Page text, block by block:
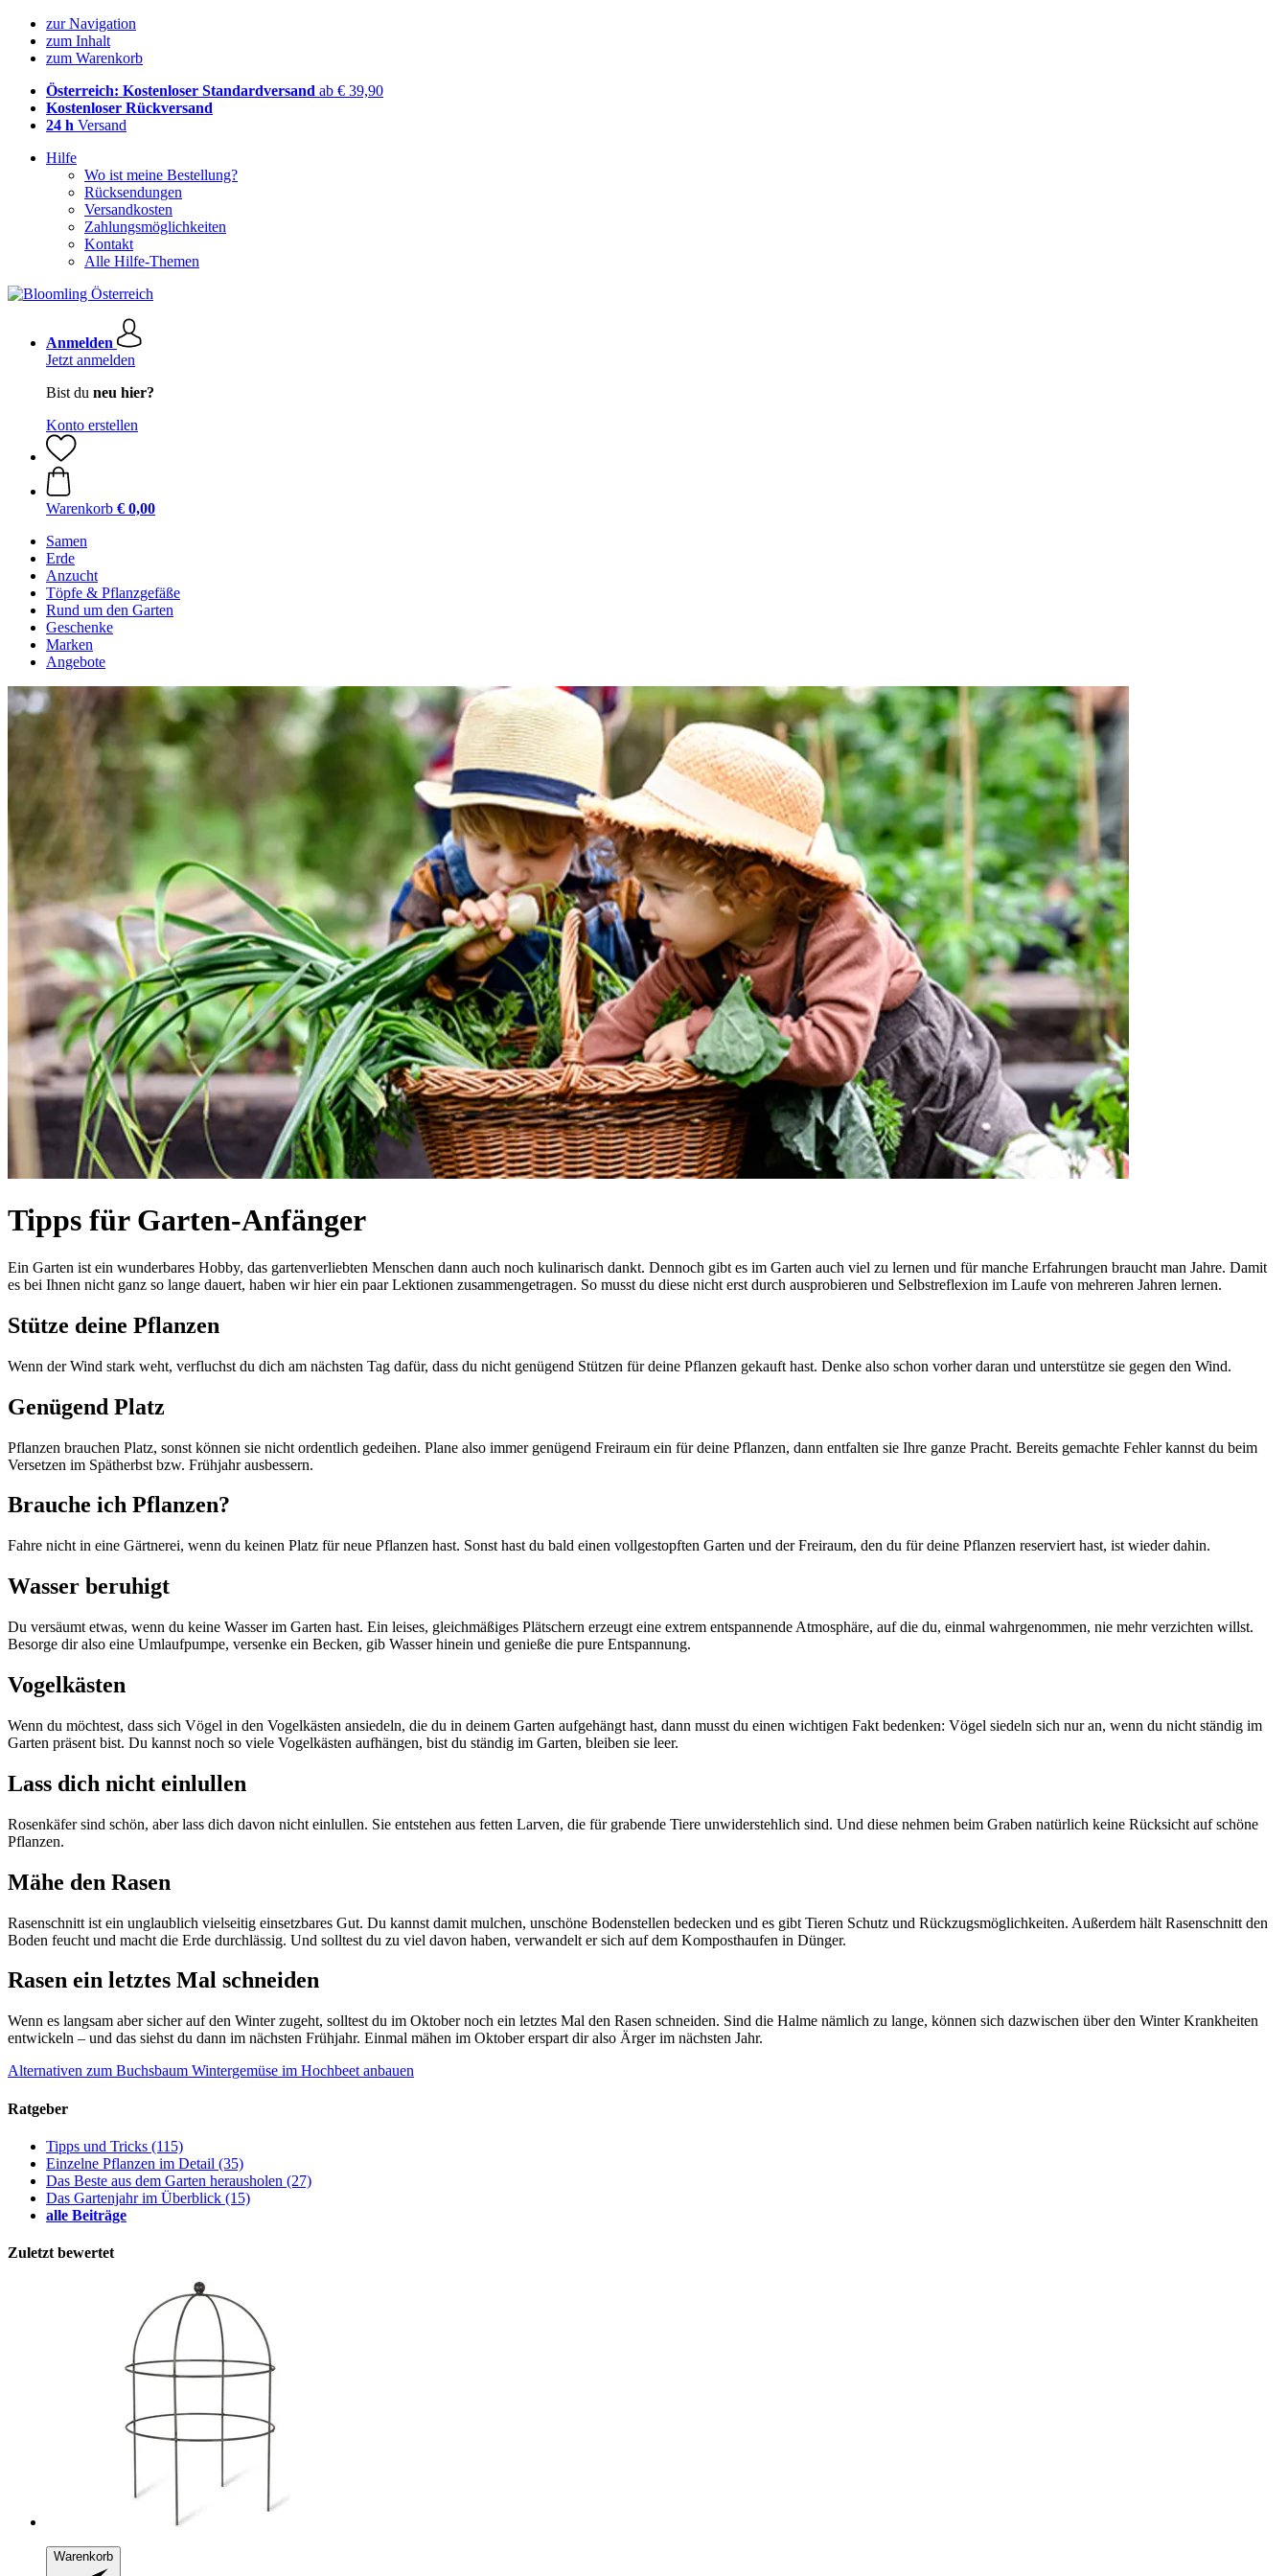
zur Navigation
zum Inhalt
zum Warenkorb
Österreich: Kostenloser Standardversand ab € 39,90
Kostenloser Rückversand
24 h Versand
Hilfe
Wo ist meine Bestellung?
Rücksendungen
Versandkosten
Zahlungsmöglichkeiten
Kontakt
Alle Hilfe-Themen
Anmelden
Jetzt anmelden
Bist du neu hier?
Konto erstellen
Warenkorb € 0,00
Samen
Erde
Anzucht
Töpfe & Pflanzgefäße
Rund um den Garten
Geschenke
Marken
Angebote
Tipps für Garten-Anfänger
Ein Garten ist ein wunderbares Hobby, das gartenverliebten Menschen dann auch noch kulinarisch dankt. Dennoch gibt es im Garten auch viel zu lernen und für manche Erfahrungen braucht man Jahre. Damit
es bei Ihnen nicht ganz so lange dauert, haben wir hier ein paar Lektionen zusammengetragen. So musst du diese nicht erst durch ausprobieren und Selbstreflexion im Laufe von mehreren Jahren lernen.
Stütze deine Pflanzen
Wenn der Wind stark weht, verfluchst du dich am nächsten Tag dafür, dass du nicht genügend Stützen für deine Pflanzen gekauft hast. Denke also schon vorher daran und unterstütze sie gegen den Wind.
Genügend Platz
Pflanzen brauchen Platz, sonst können sie nicht ordentlich gedeihen. Plane also immer genügend Freiraum ein für deine Pflanzen, dann entfalten sie Ihre ganze Pracht. Bereits gemachte Fehler kannst du beim
Versetzen im Spätherbst bzw. Frühjahr ausbessern.
Brauche ich Pflanzen?
Fahre nicht in eine Gärtnerei, wenn du keinen Platz für neue Pflanzen hast. Sonst hast du bald einen vollgestopften Garten und der Freiraum, den du für deine Pflanzen reserviert hast, ist wieder dahin.
Wasser beruhigt
Du versäumt etwas, wenn du keine Wasser im Garten hast. Ein leises, gleichmäßiges Plätschern erzeugt eine extrem entspannende Atmosphäre, auf die du, einmal wahrgenommen, nie mehr verzichten willst.
Besorge dir also eine Umlaufpumpe, versenke ein Becken, gib Wasser hinein und genieße die pure Entspannung.
Vogelkästen
Wenn du möchtest, dass sich Vögel in den Vogelkästen ansiedeln, die du in deinem Garten aufgehängt hast, dann musst du einen wichtigen Fakt bedenken: Vögel siedeln sich nur an, wenn du nicht ständig im
Garten präsent bist. Du kannst noch so viele Vogelkästen aufhängen, bist du ständig im Garten, bleiben sie leer.
Lass dich nicht einlullen
Rosenkäfer sind schön, aber lass dich davon nicht einlullen. Sie entstehen aus fetten Larven, die für grabende Tiere unwiderstehlich sind. Und diese nehmen beim Graben natürlich keine Rücksicht auf schöne
Pflanzen.
Mähe den Rasen
Rasenschnitt ist ein unglaublich vielseitig einsetzbares Gut. Du kannst damit mulchen, unschöne Bodenstellen bedecken und es gibt Tieren Schutz und Rückzugsmöglichkeiten. Außerdem hält Rasenschnitt den
Boden feucht und macht die Erde durchlässig. Und solltest du zu viel davon haben, verwandelt er sich auf dem Komposthaufen in Dünger.
Rasen ein letztes Mal schneiden
Wenn es langsam aber sicher auf den Winter zugeht, solltest du im Oktober noch ein letztes Mal den Rasen schneiden. Sind die Halme nämlich zu lange, können sich dazwischen über den Winter Krankheiten
entwickeln – und das siehst du dann im nächsten Frühjahr. Einmal mähen im Oktober erspart dir also Ärger im nächsten Jahr.
Alternativen zum Buchsbaum Wintergemüse im Hochbeet anbauen
Ratgeber
Tipps und Tricks (115)
Einzelne Pflanzen im Detail (35)
Das Beste aus dem Garten herausholen (27)
Das Gartenjahr im Überblick (15)
alle Beiträge
Zuletzt bewertet
Warenkorb